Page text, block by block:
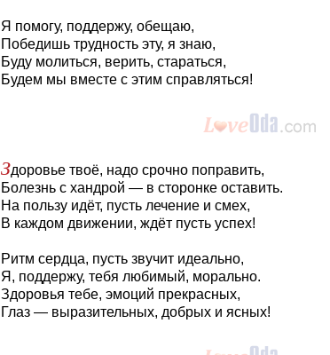
Я помогу, поддержу, обещаю,
Победишь трудность эту, я знаю,
Буду молиться, верить, стараться,
Будем мы вместе с этим справляться!
Здоровье твоё, надо срочно поправить,
Болезнь с хандрой — в сторонке оставить.
На пользу идёт, пусть лечение и смех,
В каждом движении, ждёт пусть успех!
Ритм сердца, пусть звучит идеально,
Я, поддержу, тебя любимый, морально.
Здоровья тебе, эмоций прекрасных,
Глаз — выразительных, добрых и ясных!